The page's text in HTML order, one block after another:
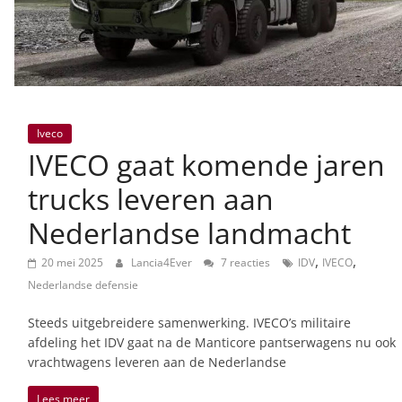
Iveco
IVECO gaat komende jaren
trucks leveren aan
Nederlandse landmacht
20 mei 2025 Lancia4Ever 7 reacties IDV, IVECO,
Nederlandse defensie
Steeds uitgebreidere samenwerking. IVECO’s militaire
afdeling het IDV gaat na de Manticore pantserwagens nu ook
vrachtwagens leveren aan de Nederlandse
Lees meer